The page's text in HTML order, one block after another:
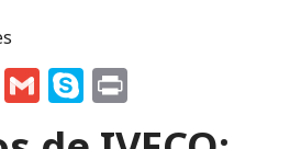
W G
m
S
k ri